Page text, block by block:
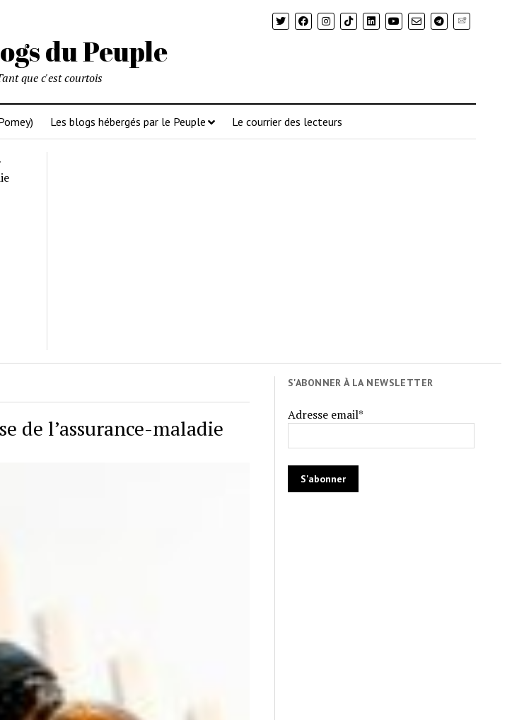
Newsletter
du Peuple
que c'est courtois
Les blogs hébergés par le Peuple Le courrier des lecteurs
de l’assurance-maladie
S'ABONNER À LA NEWSLETTER
Adresse email*